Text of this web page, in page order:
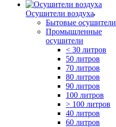
Осушители воздуха
Бытовые осушители
Промышленные
осушители
< 30 литров
50 литров
70 литров
80 литров
90 литров
100 литров
> 100 литров
40 литров
60 литров